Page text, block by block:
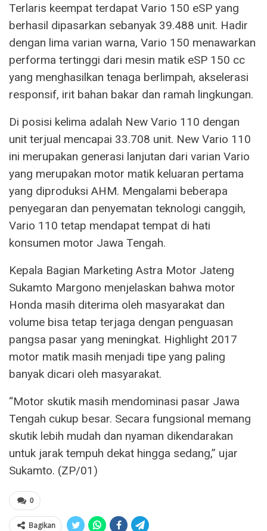
Terlaris keempat terdapat Vario 150 eSP yang
berhasil dipasarkan sebanyak 39.488 unit. Hadir
dengan lima varian warna, Vario 150 menawarkan
performa tertinggi dari mesin matik eSP 150 cc
yang menghasilkan tenaga berlimpah, akselerasi
responsif, irit bahan bakar dan ramah lingkungan.
Di posisi kelima adalah New Vario 110 dengan
unit terjual mencapai 33.708 unit. New Vario 110
ini merupakan generasi lanjutan dari varian Vario
yang merupakan motor matik keluaran pertama
yang diproduksi AHM. Mengalami beberapa
penyegaran dan penyematan teknologi canggih,
Vario 110 tetap mendapat tempat di hati
konsumen motor Jawa Tengah.
Kepala Bagian Marketing Astra Motor Jateng
Sukamto Margono menjelaskan bahwa motor
Honda masih diterima oleh masyarakat dan
volume bisa tetap terjaga dengan penguasan
pangsa pasar yang meningkat. Highlight 2017
motor matik masih menjadi tipe yang paling
banyak dicari oleh masyarakat.
“Motor skutik masih mendominasi pasar Jawa
Tengah cukup besar. Secara fungsional memang
skutik lebih mudah dan nyaman dikendarakan
untuk jarak tempuh dekat hingga sedang,” ujar
Sukamto. (ZP/01)
0
Bagikan